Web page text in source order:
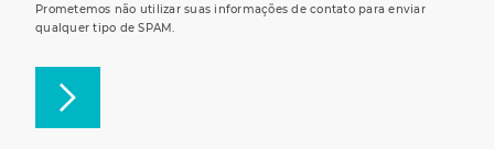
Prometemos não utilizar suas informações de contato para enviar
qualquer tipo de SPAM.